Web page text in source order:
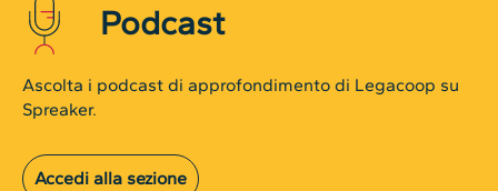
Podcast
Ascolta i podcast di approfondimento di Legacoop su
Spreaker.
Accedi alla sezione